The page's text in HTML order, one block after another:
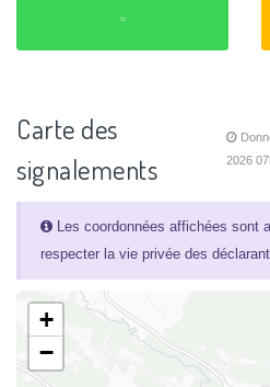
=
Carte des
signalements
2026
Les coordonnées affichées sont
respecter la vie privée des
+
−